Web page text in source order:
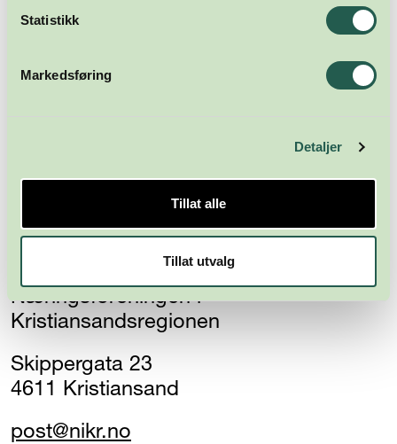
Statistikk
Markedsføring
Detaljer
Tillat alle
Tillat utvalg
Meld deg på nyhetsbrevet
Abonner
Næringsforeningen i
Kristiansandsregionen
Skippergata 23
4611 Kristiansand
post@nikr.no